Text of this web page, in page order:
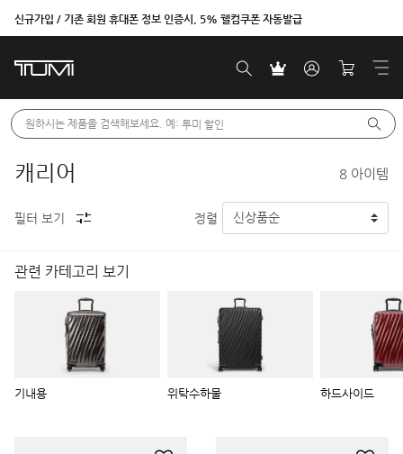
신규가입 / 기존 회원 휴대폰 정보 인증시, 5% 웰컴쿠폰 자동발급
원하시는 제품을 검색해보세요. 예: 투미 할인
캐리어 8 아이템
필터 보기 정렬
관련 카테고리 보기
기내용 위탁수하물 하드사이드